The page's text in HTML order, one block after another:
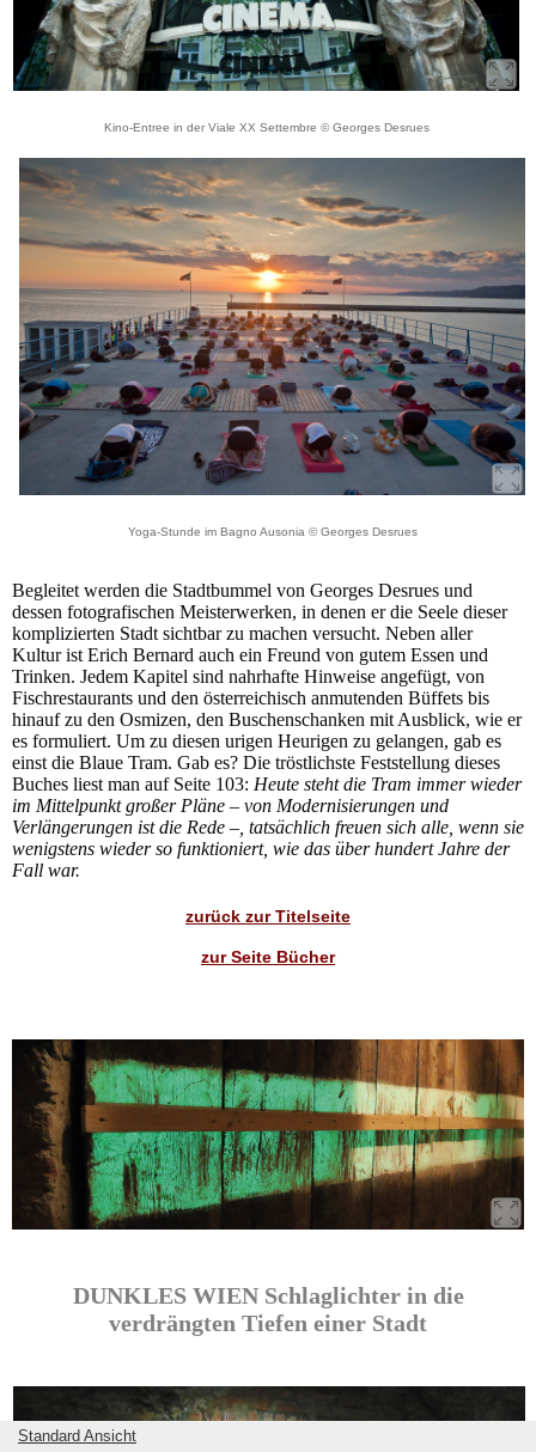
Kino-Entree in der Viale XX Settembre © Georges Desrues
Yoga-Stunde im Bagno Ausonia © Georges Desrues
Begleitet werden die Stadtbummel von Georges Desrues und
dessen fotografischen Meisterwerken, in denen er die Seele dieser
komplizierten Stadt sichtbar zu machen versucht. Neben aller
Kultur ist Erich Bernard auch ein Freund von gutem Essen und
Trinken. Jedem Kapitel sind nahrhafte Hinweise angefügt, von
Fischrestaurants und den österreichisch anmutenden Büffets bis
hinauf zu den Osmizen, den Buschenschanken mit Ausblick, wie er
es formuliert. Um zu diesen urigen Heurigen zu gelangen, gab es
einst die Blaue Tram. Gab es? Die tröstlichste Feststellung dieses
Buches liest man auf Seite 103: Heute steht die Tram immer wieder
im Mittelpunkt großer Pläne – von Modernisierungen und
Verlängerungen ist die Rede –, tatsächlich freuen sich alle, wenn sie
wenigstens wieder so funktioniert, wie das über hundert Jahre der
Fall war.
zurück zur Titelseite
zur Seite Bücher
DUNKLES WIEN Schlaglichter in die
verdrängten Tiefen einer Stadt
Standard Ansicht